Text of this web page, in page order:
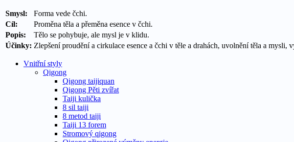
Smysl:
Forma vede čchi.
Cíl:
Proměna těla a přeměna esence v čchi.
Popis:
Tělo se pohybuje, ale mysl je v klidu.
Účinky: Zlepšení proudění a cirkulace esence a čchi v těle a drahách, uvolnění těla a mysli,
Vnitřní styly
Qigong
Qigong taijiquan
Qigong Pěti zvířat
Taiji kulička
8 sil taiji
8 metod taiji
Taiji 13 forem
Stromový qigong